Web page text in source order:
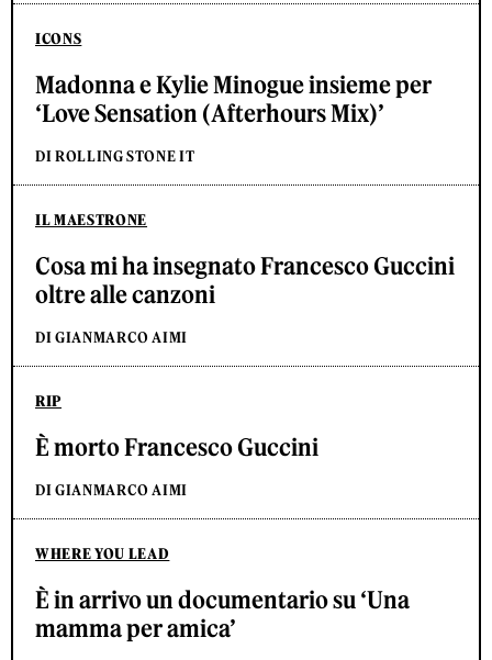
ICONS
Madonna e Kylie Minogue insieme per
‘Love Sensation (Afterhours Mix)’
DI ROLLING STONE IT
IL MAESTRONE
Cosa mi ha insegnato Francesco Guccini
oltre alle canzoni
DI GIANMARCO AIMI
RIP
È morto Francesco Guccini
DI GIANMARCO AIMI
WHERE YOU LEAD
È in arrivo un documentario su ‘Una
mamma per amica’